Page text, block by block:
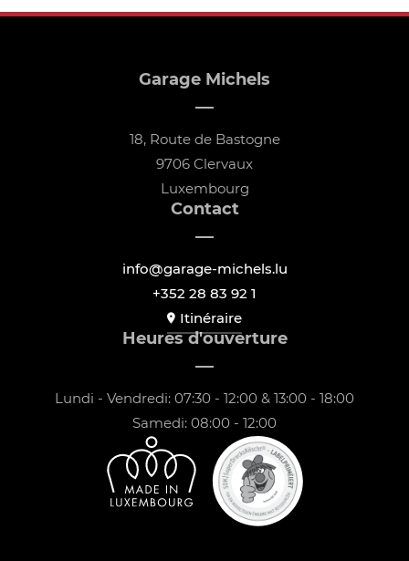
Garage Michels
18, Route de Bastogne
9706 Clervaux
Luxembourg
Contact
info@garage-michels.lu
+352 28 83 92 1
Itinéraire
Heures d'ouverture
Lundi - Vendredi: 07:30 - 12:00 & 13:00 - 18:00
Samedi: 08:00 - 12:00